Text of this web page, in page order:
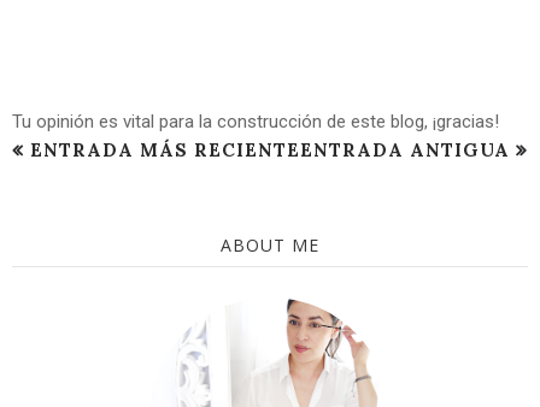
Tu opinión es vital para la construcción de este blog, ¡gracias!
ENTRADA MÁS RECIENTEENTRADA ANTIGUA
ABOUT ME